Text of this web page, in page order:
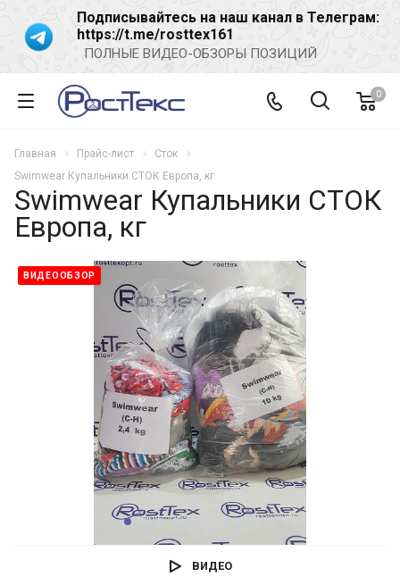
Подписывайтесь на наш канал в Телеграм:
https://t.me/rosttex161
ПОЛНЫЕ ВИДЕО-ОБЗОРЫ ПОЗИЦИЙ
0
Главная Прайс-лист
Сток
Swimwear Купальники СТОК Европа, кг
Swimwear Купальники СТОК
Европа, кг
ВИДЕООБЗОР
ВИДЕО